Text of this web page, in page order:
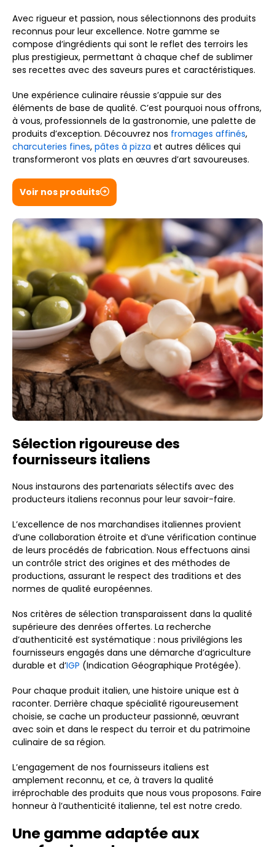
Avec rigueur et passion, nous sélectionnons des produits
reconnus pour leur excellence. Notre gamme se
compose d’ingrédients qui sont le reflet des terroirs les
plus prestigieux, permettant à chaque chef de sublimer
ses recettes avec des saveurs pures et caractéristiques.
Une expérience culinaire réussie s’appuie sur des
éléments de base de qualité. C’est pourquoi nous offrons,
à vous, professionnels de la gastronomie, une palette de
produits d’exception. Découvrez nos fromages affinés,
charcuteries fines, pâtes à pizza et autres délices qui
transformeront vos plats en œuvres d’art savoureuses.
Voir nos produits
Sélection rigoureuse des
fournisseurs italiens
Nous instaurons des partenariats sélectifs avec des
producteurs italiens reconnus pour leur savoir-faire.
L’excellence de nos marchandises italiennes provient
d’une collaboration étroite et d’une vérification continue
de leurs procédés de fabrication. Nous effectuons ainsi
un contrôle strict des origines et des méthodes de
productions, assurant le respect des traditions et des
normes de qualité européennes.
Nos critères de sélection transparaissent dans la qualité
supérieure des denrées offertes. La recherche
d’authenticité est systématique : nous privilégions les
fournisseurs engagés dans une démarche d’agriculture
durable et d’IGP (Indication Géographique Protégée).
Pour chaque produit italien, une histoire unique est à
raconter. Derrière chaque spécialité rigoureusement
choisie, se cache un producteur passionné, œuvrant
avec soin et dans le respect du terroir et du patrimoine
culinaire de sa région.
L’engagement de nos fournisseurs italiens est
amplement reconnu, et ce, à travers la qualité
irréprochable des produits que nous vous proposons. Faire
honneur à l’authenticité italienne, tel est notre credo.
Une gamme adaptée aux